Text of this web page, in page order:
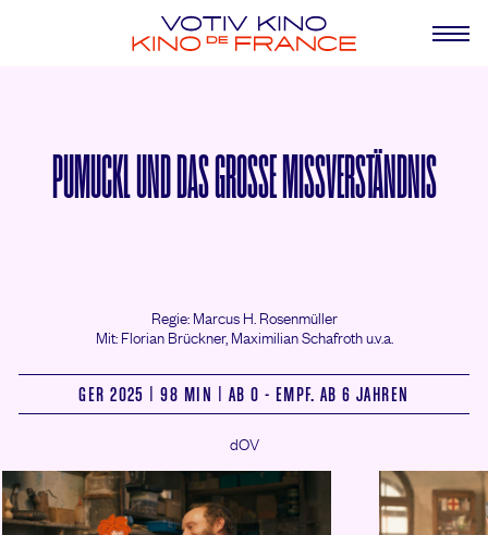
PUMUCKL UND DAS GROSSE MISSVERSTÄNDNIS
Regie: Marcus H. Rosenmüller
Mit: Florian Brückner, Maximilian Schafroth u.v.a.
GER 2025 | 98 MIN | AB 0 - EMPF. AB 6 JAHREN
dOV